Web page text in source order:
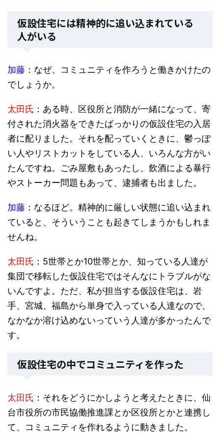
仮設住宅には精神的に追い込まれている
人がいる
加藤 ：なぜ、コミュニティを作ろうと働きかけたの
でしょうか。
太田氏 ：ある時、区役所と消防が一緒になって、寄
付された消火器をできたばっかりの仮設住宅の入居
者に配りました。それを配っていくときに、鬱っぽ
い人やリストカットをしている人、いろんな方がい
たんですね。ごみ屋敷もあったし、飲酒による暴行
やストーカー問題もあって、逮捕者も出ました。
加藤 ：なるほど。精神的に厳しい状態に追い込まれ
ていると、そういうことも起きてしまうかもしれま
せんね。
太田氏 ：5世帯とか10世帯とか、知っている人達が
集団で移転した仮設住宅ではそんなにトラブルがな
いんですよ。ただ、私が担当する仮設住宅は、岩
手、宮城、福島から単身で入っている人達なので、
なかなか溶け込めないっていう人達が多かったんで
す。
仮設住宅の中でコミュニティを作った
太田氏 ：それをどうにかしようと考えたときに、仙
台市役所の市民協働推進課とか区役所とかと連携し
て、コミュニティを作れるように動きました。